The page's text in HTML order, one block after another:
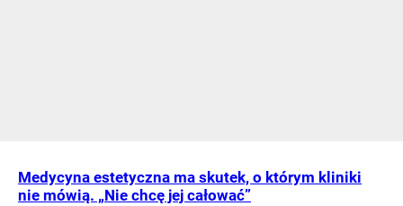
Medycyna estetyczna ma skutek, o którym kliniki
nie mówią. „Nie chcę jej całować”